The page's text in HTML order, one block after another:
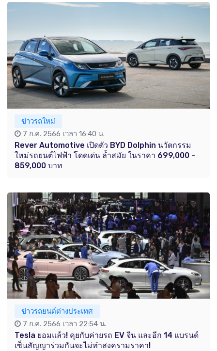
ข่าวรถใหม่
7 ก.ค. 2566 เวลา 16:40 น.
Rever Automotive เปิดตัว BYD Dolphin นวัตกรรม
ใหม่รถยนต์ไฟฟ้า โดดเด่น ล้ำสมัย ในราคา 699,000 -
859,000 บาท
ข่าวรถยนต์ต่างประเทศ
7 ก.ค. 2566 เวลา 22:54 น.
Tesla ยอมแล้ว! คุยกับค่ายรถ EV จีน และอีก 14 แบรนด์
เซ็นสัญญาร่วมกันจะไม่ทำสงครามราคา!